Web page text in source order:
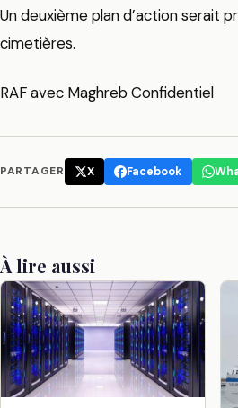
Un deuxième plan d’action serait
cimetières.
RAF avec Maghreb Confidentiel
PARTAGER X Facebook
À lire aussi